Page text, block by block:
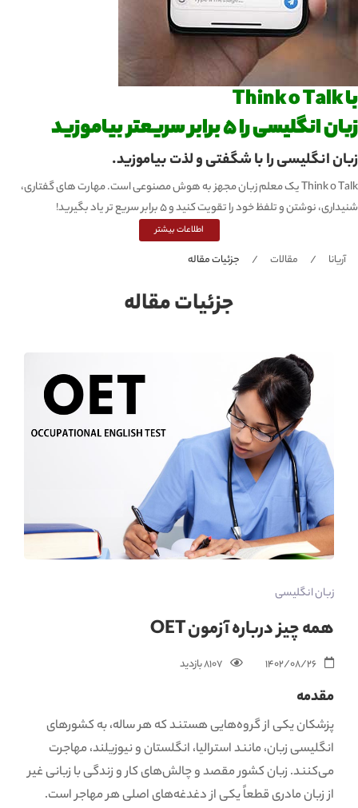
با Think o Talk
زبان انگلیسی را 5 برابر سریعتر بیاموزید
زبان انگلیسی را با شگفتی و لذت بیاموزید.
Think o Talk یک معلم زبان مجهز به هوش مصنوعی است. مهارت های گفتاری،
شنیداری، نوشتن و تلفظ خود را تقویت کنید و 5 برابر سریع تر یاد بگیرید!
اطلاعات بیشتر
جزئیات مقاله
آریانا مقالات جزئیات مقاله
زبان انگلیسی
همه چیز درباره آزمون OET
1402/08/26 8107 بازدید‌
مقدمه
پزشکان یکی از گروه‌هایی هستند که هر ساله، به کشورهای
انگلیسی زبان، مانند استرالیا، انگلستان و نیوزیلند، مهاجرت
می‌کنند. زبان کشور مقصد و چالش‌های کار و زندگی با زبانی غیر
از زبان مادری قطعاً یکی از دغدغه‌های اصلی هر مهاجر است.